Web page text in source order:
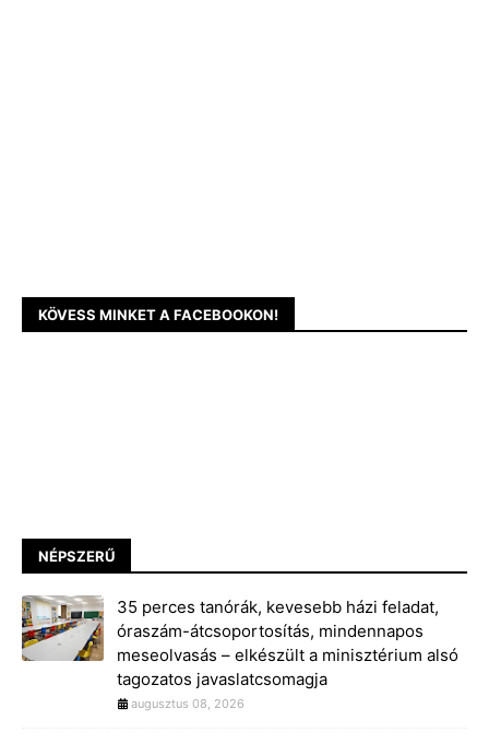
KÖVESS MINKET A FACEBOOKON!
NÉPSZERŰ
35 perces tanórák, kevesebb házi feladat,
óraszám-átcsoportosítás, mindennapos
meseolvasás – elkészült a minisztérium alsó
tagozatos javaslatcsomagja
augusztus 08, 2026